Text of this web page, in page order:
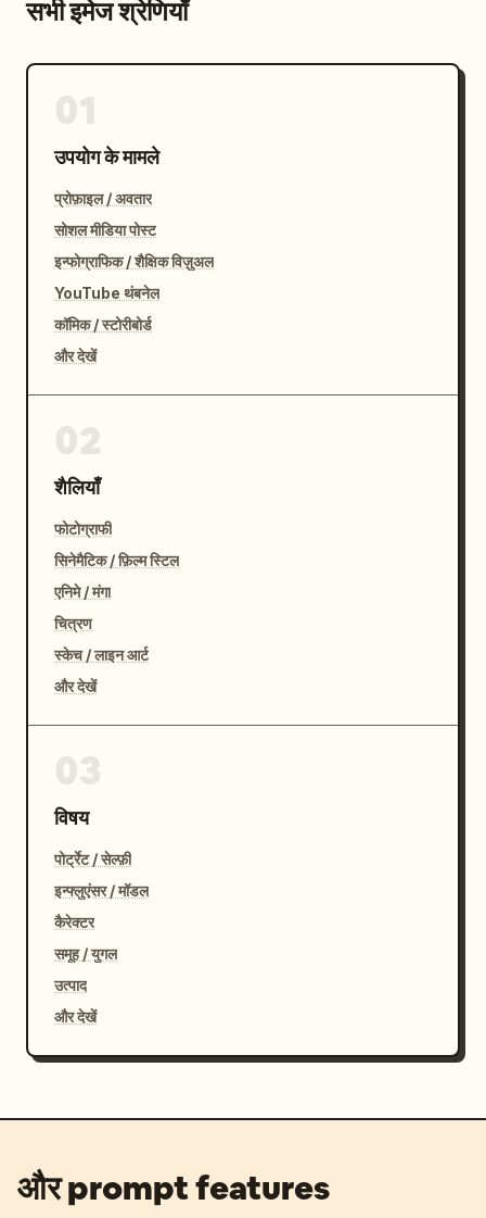
सभी इमेज श्रेणियाँ
उपयोग के मामले
प्रोफ़ाइल / अवतार
सोशल मीडिया पोस्ट
इन्फोग्राफिक / शैक्षिक विज़ुअल
YouTube थंबनेल
कॉमिक / स्टोरीबोर्ड
और देखें
शैलियाँ
फोटोग्राफी
सिनेमैटिक / फ़िल्म स्टिल
एनिमे / मंगा
चित्रण
स्केच / लाइन आर्ट
और देखें
विषय
पोर्ट्रेट / सेल्फ़ी
इन्फ्लुएंसर / मॉडल
कैरेक्टर
समूह / युगल
उत्पाद
और देखें
और prompt features